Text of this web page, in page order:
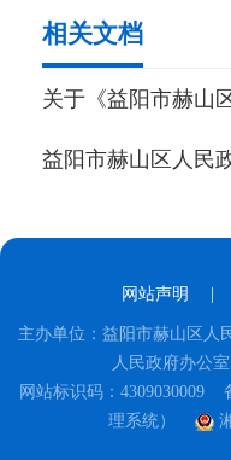
相关文档
网站声明
主办单位：益阳市赫山区
人民政府办公
网站标识码：4309030009
理系统）